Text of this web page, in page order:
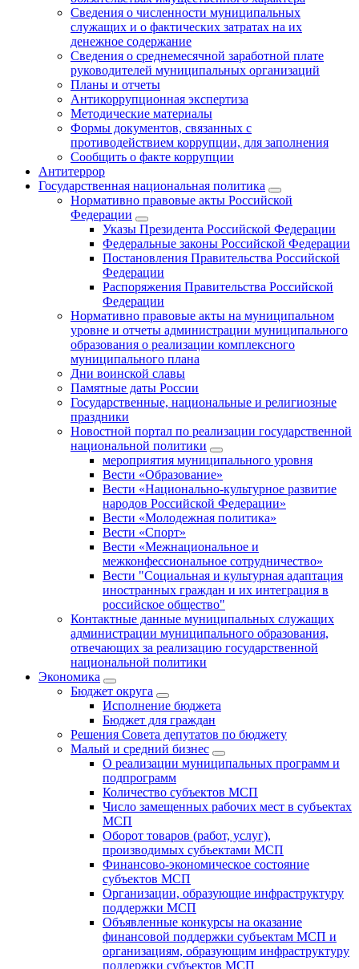
Сведения о численности муниципальных
служащих и о фактических затратах на их
денежное содержание
Сведения о среднемесячной заработной плате
руководителей муниципальных организаций
Планы и отчеты
Антикоррупционная экспертиза
Методические материалы
Формы документов, связанных с
противодействием коррупции, для заполнения
Сообщить о факте коррупции
Антитеррор
Государственная национальная политика
Нормативно правовые акты Российской
Федерации
Указы Президента Российской Федерации
Федеральные законы Российской Федерации
Постановления Правительства Российской
Федерации
Распоряжения Правительства Российской
Федерации
Нормативно правовые акты на муниципальном
уровне и отчеты администрации муниципального
образования о реализации комплексного
муниципального плана
Дни воинской славы
Памятные даты России
Государственные, национальные и религиозные
праздники
Новостной портал по реализации государственной
национальной политики
мероприятия муниципального уровня
Вести «Образование»
Вести «Национально-культурное развитие
народов Российской Федерации»
Вести «Молодежная политика»
Вести «Спорт»
Вести «Межнациональное и
межконфессиональное сотрудничество»
Вести "Социальная и культурная адаптация
иностранных граждан и их интеграция в
российское общество"
Контактные данные муниципальных служащих
администрации муниципального образования,
отвечающих за реализацию государственной
национальной политики
Экономика
Бюджет округa
Исполнение бюджета
Бюджет для граждан
Решения Совета депутатов по бюджету
Малый и средний бизнес
О реализации муниципальных программ и
подпрограмм
Количество субъектов МСП
Число замещенных рабочих мест в субъектах
МСП
Оборот товаров (работ, услуг),
производимых субъектами МСП
Финансово-экономическое состояние
субъектов МСП
Организации, образующие инфраструктуру
поддержки МСП
Объявленные конкурсы на оказание
финансовой поддержки субъектам МСП и
организациям, образующим инфраструктуру
поддержки субъектов МСП